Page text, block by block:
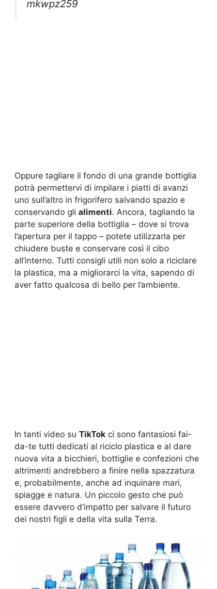
mkwpz259
Oppure tagliare il fondo di una grande bottiglia
potrà permettervi di impilare i piatti di avanzi
uno sull’altro in frigorifero salvando spazio e
conservando gli alimenti. Ancora, tagliando la
parte superiore della bottiglia – dove si trova
l’apertura per il tappo – potete utilizzarla per
chiudere buste e conservare così il cibo
all’interno. Tutti consigli utili non solo a riciclare
la plastica, ma a migliorarci la vita, sapendo di
aver fatto qualcosa di bello per l’ambiente.
In tanti video su TikTok ci sono fantasiosi fai-
da-te tutti dedicati al riciclo plastica e al dare
nuova vita a bicchieri, bottiglie e confezioni che
altrimenti andrebbero a finire nella spazzatura
e, probabilmente, anche ad inquinare mari,
spiagge e natura. Un piccolo gesto che può
essere davvero d’impatto per salvare il futuro
dei nostri figli e della vita sulla Terra.